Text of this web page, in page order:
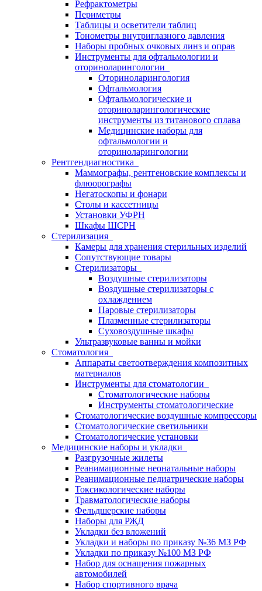
Рефрактометры
Периметры
Таблицы и осветители таблиц
Тонометры внутриглазного давления
Наборы пробных очковых линз и оправ
Инструменты для офтальмологии и
оториноларингологии
Оториноларингология
Офтальмология
Офтальмологические и
оториноларингологические
инструменты из титанового сплава
Медицинские наборы для
офтальмологии и
оториноларингологии
Рентгендиагностика
Маммографы, рентгеновские комплексы и
флюорографы
Негатоскопы и фонари
Столы и кассетницы
Установки УФРН
Шкафы ШСРН
Стерилизация
Камеры для хранения стерильных изделий
Сопутствующие товары
Стерилизаторы
Воздушные стерилизаторы
Воздушные стерилизаторы с
охлаждением
Паровые стерилизаторы
Плазменные стерилизаторы
Суховоздушные шкафы
Ультразвуковые ванны и мойки
Стоматология
Аппараты светоотверждения композитных
материалов
Инструменты для стоматологии
Стоматологические наборы
Инструменты стоматологические
Стоматологические воздушные компрессоры
Стоматологические светильники
Стоматологические установки
Медицинские наборы и укладки
Разгрузочные жилеты
Реанимационные неонатальные наборы
Реанимационные педиатрические наборы
Токсикологические наборы
Травматологические наборы
Фельдшерские наборы
Наборы для РЖД
Укладки без вложений
Укладки и наборы по приказу №36 МЗ РФ
Укладки по приказу №100 МЗ РФ
Набор для оснащения пожарных
автомобилей
Набор спортивного врача